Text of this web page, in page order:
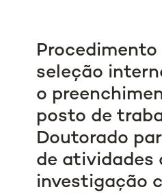
seleção
o
posto de
Doutorado
de atividades
investigação